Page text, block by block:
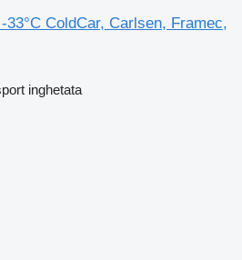
ColdCar, Carlsen, Framec,
inghetata